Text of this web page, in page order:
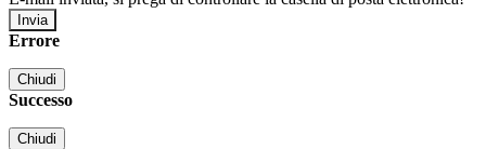
Errore
Chiudi
Successo
Chiudi